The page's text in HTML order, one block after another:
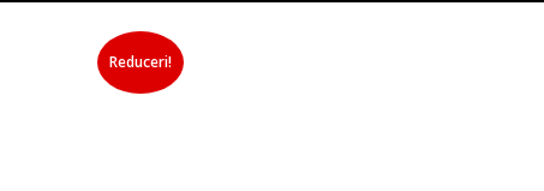
Reduceri!